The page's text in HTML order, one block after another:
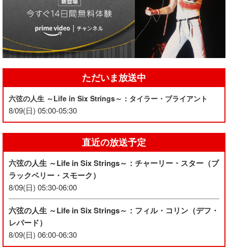
ただいま放送中
六弦の人生 ～Life in Six Strings～：タイラー・ブライアント
8/09(日) 05:00-05:30
直近の放送予定
六弦の人生 ～Life in Six Strings～：チャーリー・スター（ブ
ラックベリー・スモーク）
8/09(日) 05:30-06:00
六弦の人生 ～Life in Six Strings～：フィル・コリン（デフ・
レパード）
8/09(日) 06:00-06:30